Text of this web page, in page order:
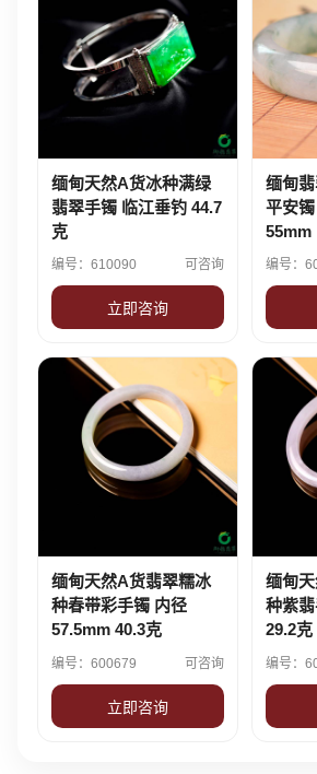
缅甸天然A货冰种满绿
翡翠手镯 临江垂钓 44.7
克
编号：610090 可咨询
立即咨询
缅甸
平安
55mm
编号：
缅甸天然A货翡翠糯冰
种春带彩手镯 内径
57.5mm 40.3克
编号：600679 可咨询
立即咨询
缅甸
种紫
29.2克
编号：